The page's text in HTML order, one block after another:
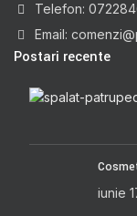
Telefon:
Email:
Postari recente
iunie